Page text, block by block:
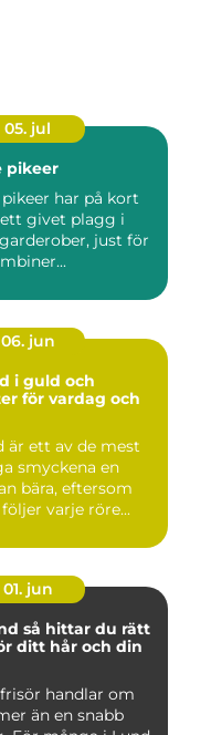
05. jul
pikeer
har på kort
givet plagg i
just för
06. jun
i guld och
för vardag och
är ett av de mest
smyckena en
bära, eftersom
varje röre...
01. jun
rätt
ditt hår och din
handlar om
än en snabb